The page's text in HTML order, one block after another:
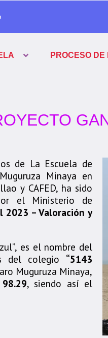
PROCESO
de La Escuela de
Minaya en
y CAFED, ha sido
el Ministerio de
2023 – Valoración y
es el nombre del
del colegio “5143
Muguruza Minaya,
98.29, siendo así el